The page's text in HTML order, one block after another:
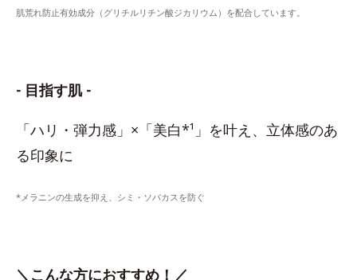
肌荒れ防止有効成分（グリチルリチン酸ジカリウム）を配合しています。
- 目指す肌 -
「ハリ・弾力感」×「美白*¹」を叶え、立体感のあ
る印象に
*メラニンの生成を抑え、シミ・ソバカスを防ぐ
＼こんな方におすすめ！／